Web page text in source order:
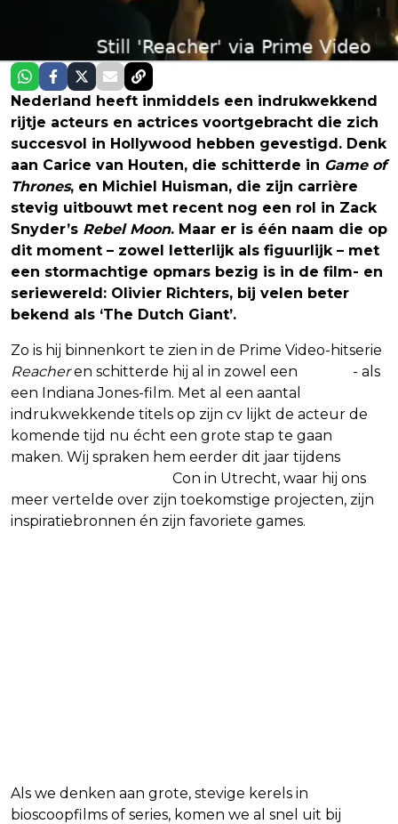
Nederland heeft inmiddels een indrukwekkend
rijtje acteurs en actrices voortgebracht die zich
succesvol in Hollywood hebben gevestigd. Denk
aan Carice van Houten, die schitterde in Game of
Thrones, en Michiel Huisman, die zijn carrière
stevig uitbouwt met recent nog een rol in Zack
Snyder’s Rebel Moon. Maar er is één naam die op
dit moment – zowel letterlijk als figuurlijk – met
een stormachtige opmars bezig is in de film- en
seriewereld: Olivier Richters, bij velen beter
bekend als ‘The Dutch Giant’.
Zo is hij binnenkort te zien in de Prime Video-hitserie
Reacheren schitterde hij al in zowel een
- als
een Indiana Jones-film. Met al een aantal
indrukwekkende titels op zijn cv lijkt de acteur de
komende tijd nu écht een grote stap te gaan
maken. Wij spraken hem eerder dit jaar tijdens
Con in Utrecht, waar hij ons
meer vertelde over zijn toekomstige projecten, zijn
inspiratiebronnen én zijn favoriete games.
Als we denken aan grote, stevige kerels in
bioscoopfilms of series, komen we al snel uit bij